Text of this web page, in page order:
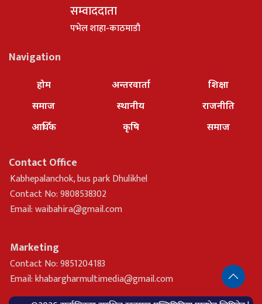
सम्वाददाता
पभेल शाहा-काठमाडौ
Navigation
होम
समाज
आर्थिक
अन्तरवार्ता
स्थानीय
कृषि
शिक्षा
राजनीति
समाज
Contact Office
Kabhepalanchok, bus park Dhulikhel
Contact No: 9808538302
Email:waibahira@gmail.com
Marketing
Contact No: 9851204183
Email:khabargharmultimedia@gmail.com